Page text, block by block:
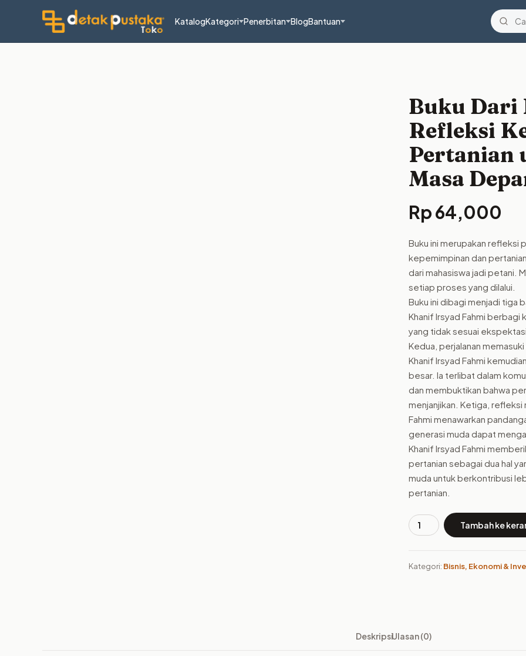
KatalogKategori Penerbitan BlogBantuan
Buku Dari
Refleksi
Pertanian
Masa
Rp64,000
Buku ini merupakan refleksi
kepemimpinan dan
dari mahasiswa jadi petani.
setiap proses yang dilalui.
Buku ini dibagi menjadi tiga
Khanif Irsyad Fahmi berbagi
yang tidak sesuai
Kedua, perjalanan
Khanif Irsyad Fahmi
besar. Ia terlibat dalam
dan membuktikan bahwa
menjanjikan. Ketiga, refleksi
Fahmi menawarkan
generasi muda dapat
Khanif Irsyad Fahmi
pertanian sebagai dua hal
muda untuk berkontribusi
pertanian.
Kuantitas
Kampus
Kepemimpinan
Tambah ke
Kategori: Bisnis, Ekonomi &
DeskripsiUlasan (0)